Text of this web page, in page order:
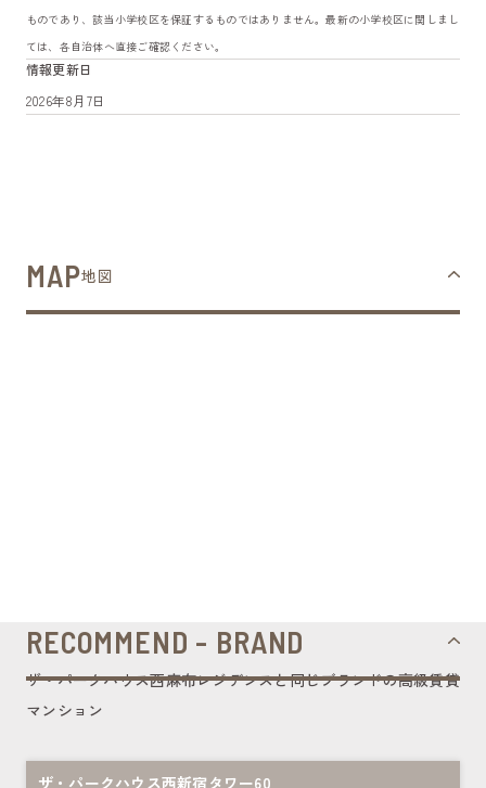
ものであり、該当小学校区を保証するものではありません。最新の小学校区に関しまし
ては、各自治体へ直接ご確認ください。
情報更新日
2026年8月7日
MAP地図
RECOMMEND - BRAND
ザ・パークハウス西麻布レジデンスと同じブランドの高級賃貸
マンション
ザ・パークハウス西新宿タワー60